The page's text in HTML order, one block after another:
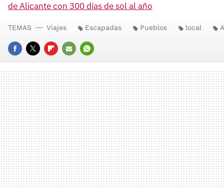
de Alicante con 300 días de sol al año
FACEBOOK
TWITTERFLIPBOARD
E-
MAIL
WHATSAPP
TEMAS Viajes Escapadas Pueblos local